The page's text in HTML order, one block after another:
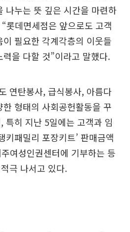
나누는 뜻 깊은 시간을 마련하
롯데면세점은 앞으로도 고객
필요한 각계각층의 이웃들
을 다할 것”이라고 말했다.
연탄봉사, 급식봉사, 아름다
형태의 사회공헌활동을 꾸
특히 지난 5일에는 고객과 임
키패밀리 포장키트’ 판매금액
여성인권센터에 기부하는 등
극 나서고 있다.